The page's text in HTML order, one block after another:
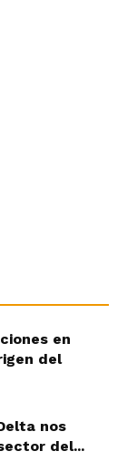
en
del
nos
del...